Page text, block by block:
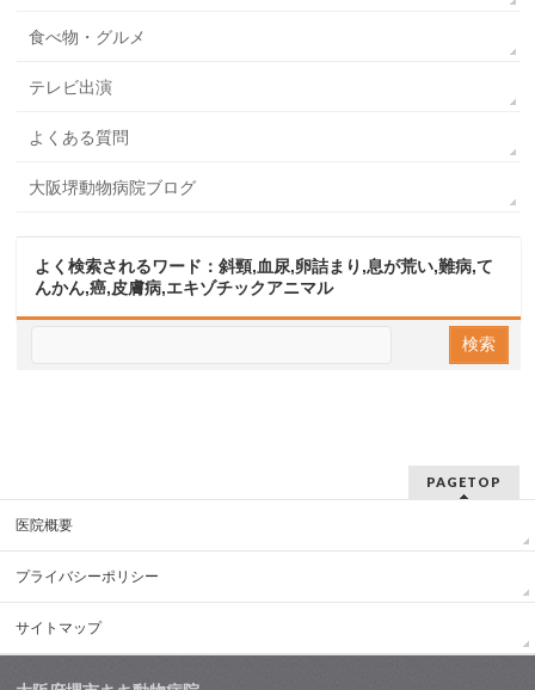
食べ物・グルメ
テレビ出演
よくある質問
大阪堺動物病院ブログ
よく検索されるワード：斜頸,血尿,卵詰まり,息が荒い,難病,て
んかん,癌,皮膚病,エキゾチックアニマル
PAGETOP
医院概要
プライバシーポリシー
サイトマップ